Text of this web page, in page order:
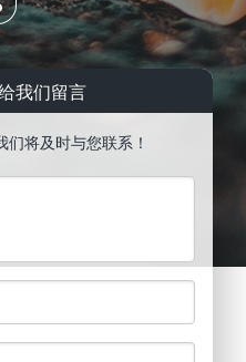
我们留言
将及时与您联系！